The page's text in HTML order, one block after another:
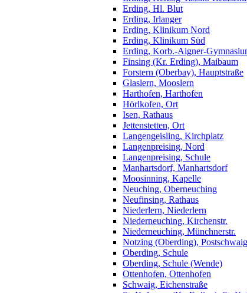
Erding, Hl. Blut
Erding, Irlanger
Erding, Klinikum Nord
Erding, Klinikum Süd
Erding, Korb.-Aigner-
Finsing (Kr. Erding), Maibaum
Forstern (Oberbay), Hauptstraße
Glaslern, Mooslern
Harthofen, Harthofen
Hörlkofen, Ort
Isen, Rathaus
Jettenstetten, Ort
Langengeisling, Kirchplatz
Langenpreising, Nord
Langenpreising, Schule
Manhartsdorf, Manhartsdorf
Moosinning, Kapelle
Neuching, Oberneuching
Neufinsing, Rathaus
Niederlern, Niederlern
Niederneuching, Kirchenstr.
Niederneuching, Münchnerstr.
Notzing (Oberding),
Oberding, Schule
Oberding, Schule (Wende)
Ottenhofen, Ottenhofen
Schwaig, Eichenstraße